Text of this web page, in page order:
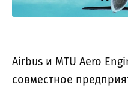
Airbus и MTU Aero
совместное